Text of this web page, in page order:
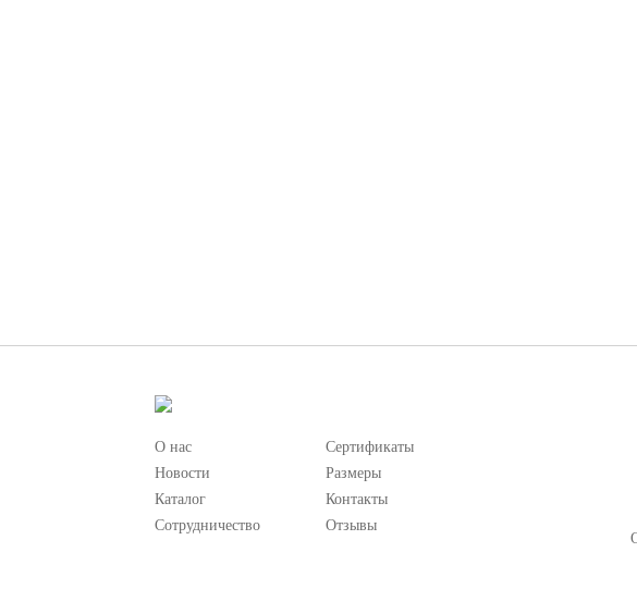
О нас
Новости
Каталог
Сотрудничество
Сертификаты
Размеры
Контакты
Отзывы